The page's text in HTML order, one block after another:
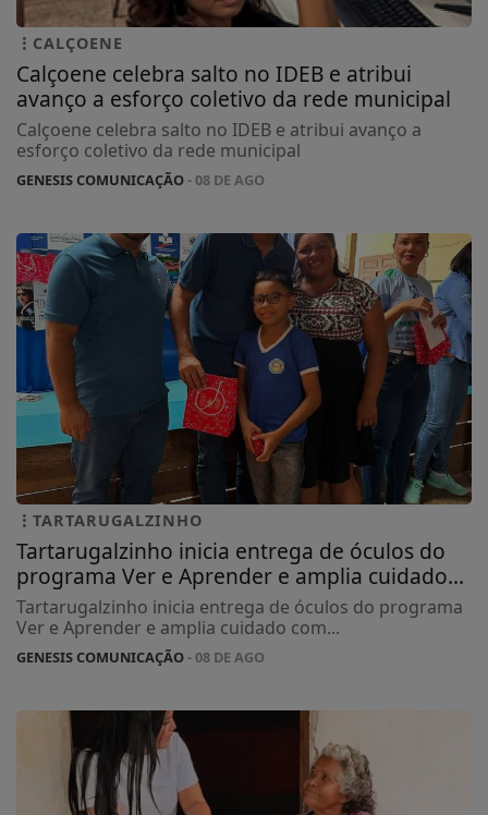
CALÇOENE
Calçoene celebra salto no IDEB e atribui
avanço a esforço coletivo da rede municipal
Calçoene celebra salto no IDEB e atribui avanço a
esforço coletivo da rede municipal
GENESIS COMUNICAÇÃO- 08 DE AGO
TARTARUGALZINHO
Tartarugalzinho inicia entrega de óculos do
programa Ver e Aprender e amplia cuidado...
Tartarugalzinho inicia entrega de óculos do programa
Ver e Aprender e amplia cuidado com...
GENESIS COMUNICAÇÃO- 08 DE AGO